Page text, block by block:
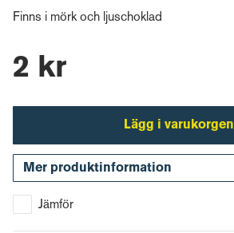
Finns i mörk och ljuschoklad
2 kr
Lägg i varukorgen
Mer produktinformation
Jämför